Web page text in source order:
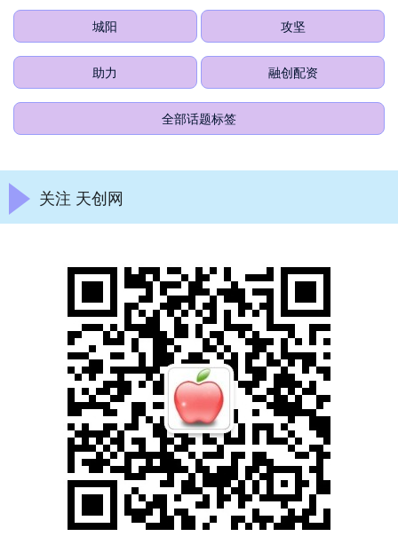
城阳 攻坚
助力 融创配资
全部话题标签
关注 天创网